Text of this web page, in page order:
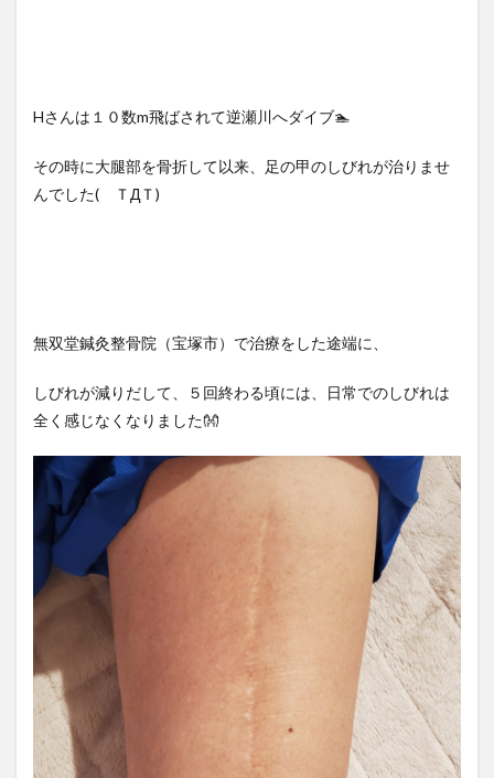
Hさんは１０数m飛ばされて逆瀬川へダイブ🏊
その時に大腿部を骨折して以来、足の甲のしびれが治りませ
んでした( ＴДＴ)
無双堂鍼灸整骨院（宝塚市）で治療をした途端に、
しびれが減りだして、５回終わる頃には、日常でのしびれは
全く感じなくなりました👐